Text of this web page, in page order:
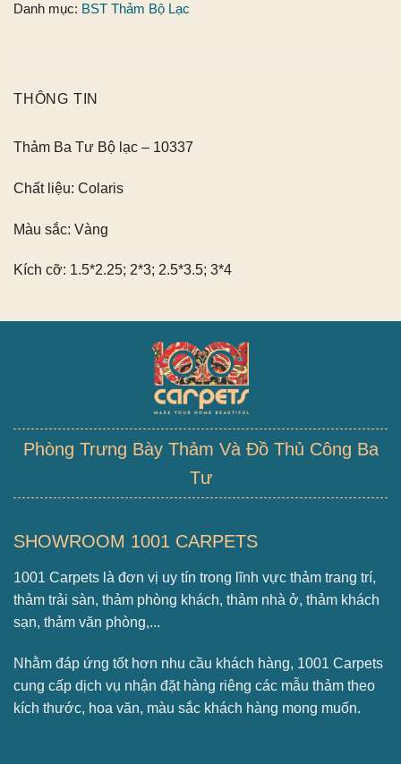
Danh mục: BST Thảm Bộ Lạc
THÔNG TIN
Thảm Ba Tư Bộ lạc – 10337
Chất liệu: Colaris
Màu sắc: Vàng
Kích cỡ: 1.5*2.25; 2*3; 2.5*3.5; 3*4
Phòng Trưng Bày Thảm Và Đồ Thủ Công Ba
Tư
SHOWROOM 1001 CARPETS
1001 Carpets là đơn vị uy tín trong lĩnh vực thảm trang trí,
thảm trải sàn, thảm phòng khách, thảm nhà ở, thảm khách
sạn, thảm văn phòng,...
Nhằm đáp ứng tốt hơn nhu cầu khách hàng, 1001 Carpets
cung cấp dịch vụ nhận đặt hàng riêng các mẫu thảm theo
kích thước, hoa văn, màu sắc khách hàng mong muốn.